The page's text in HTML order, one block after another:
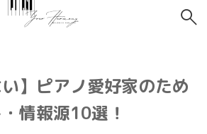
い】ピアノ愛好家のため
情報源10選！